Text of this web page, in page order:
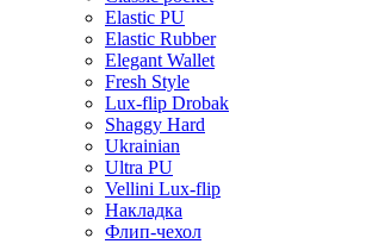
Elastic PU
Elastic Rubber
Elegant Wallet
Fresh Style
Lux-flip Drobak
Shaggy Hard
Ukrainian
Ultra PU
Vellini Lux-flip
Накладка
Флип-чехол